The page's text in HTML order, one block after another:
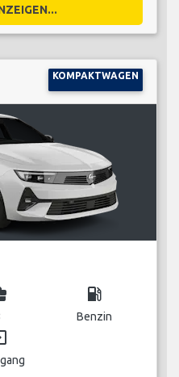
KOMPAKTWAGEN
local_gas_station
Benzin